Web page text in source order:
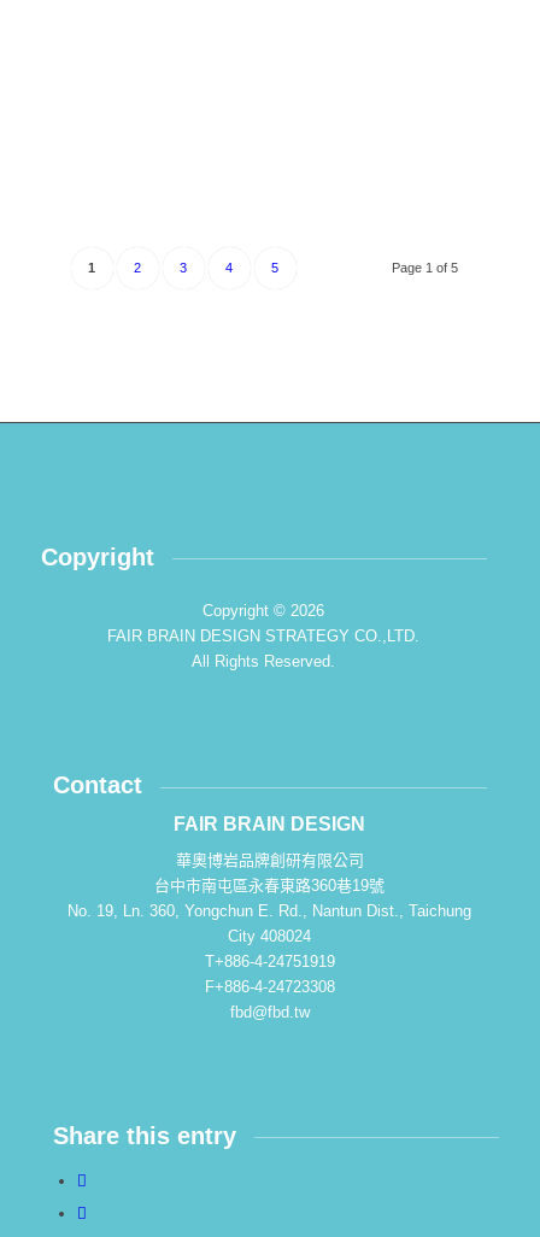
Page 1 of 5
1 2 3 4 5
Copyright
Copyright © 2026
FAIR BRAIN DESIGN STRATEGY CO.,LTD.
All Rights Reserved.
Contact
FAIR BRAIN DESIGN
華奧博岩品牌創研有限公司
台中市南屯區永春東路360巷19號
No. 19, Ln. 360, Yongchun E. Rd., Nantun Dist., Taichung
City 408024
T+886-4-24751919
F+886-4-24723308
fbd@fbd.tw
Share this entry